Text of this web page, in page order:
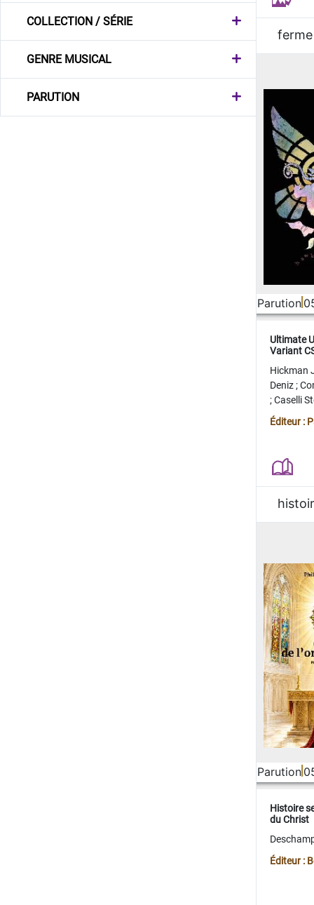
COLLECTION / SÉRIE
GENRE MUSICAL
PARUTION
ferme
Parution
Ultimate
Variant
Hickman
Deniz;
;Caselli
Juan
Éditeur :
Parution
Histoire
du Christ
Éditeur :